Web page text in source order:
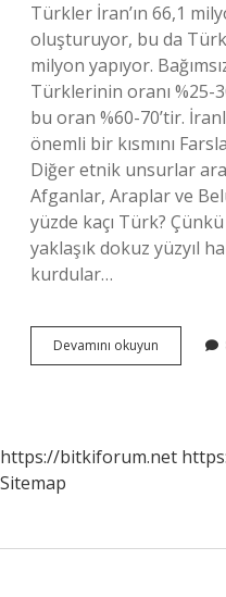
Türkler İran’ın 66,1
oluşturuyor, bu da
milyon yapıyor.
Türklerinin oranı %25-
bu oran %60-70’tir.
önemli bir kısmını
Diğer etnik unsurlar
Afganlar, Araplar ve
yüzde kaçı Türk?
yaklaşık dokuz yüzyıl
kurdular…
Devamını okuyun
Kökeni
https://bitkiforum.net
Sitemap